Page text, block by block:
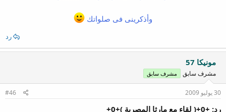
وأذكرينى فى صلواتك
رد
مونيكا 57
مشرف سابق مشرف سابق
30 يوليو 2009 #46
رد: +0+( لقاء مع مارثا المصرية )+0+